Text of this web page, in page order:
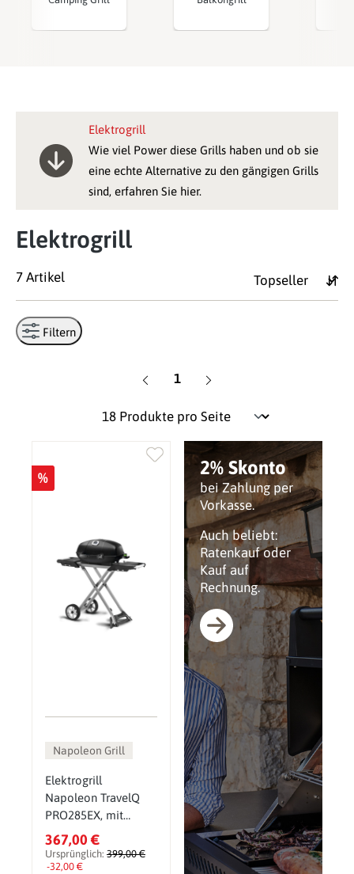
Elektrogrill
Wie viel Power diese Grills haben und ob sie
eine echte Alternative zu den gängigen Grills
sind, erfahren Sie hier.
Elektrogrill
7 Artikel
Filtern
Seite
1
2% Skonto
bei Zahlung per
Vorkasse.
Auch beliebt:
Ratenkauf oder
Kauf auf
Rechnung.
%
Napoleon Grill
Elektrogrill
Napoleon TravelQ
PRO285EX, mit
klapbaren Wagen
367,00 €
Ursprünglich: 399,00 €
-32,00 €